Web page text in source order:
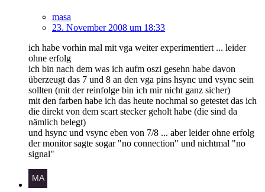
masa
23. November 2008 um 18:33
ich habe vorhin mal mit vga weiter experimentiert ... leider
ohne erfolg
ich bin nach dem was ich aufm oszi gesehn habe davon
überzeugt das 7 und 8 an den vga pins hsync und vsync sein
sollten (mit der reinfolge bin ich mir nicht ganz sicher)
mit den farben habe ich das heute nochmal so getestet das ich
die direkt von dem scart stecker geholt habe (die sind da
nämlich belegt)
und hsync und vsync eben von 7/8 ... aber leider ohne erfolg
der monitor sagte sogar "no connection" und nichtmal "no
signal"